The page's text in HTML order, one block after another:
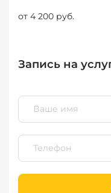
от 4 200 руб.
Запись на